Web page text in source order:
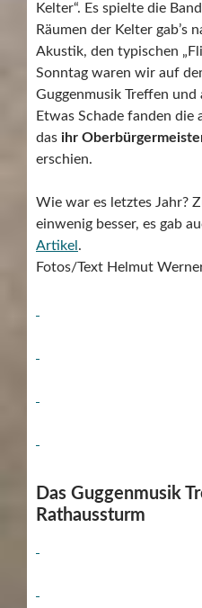
Kelter“. Es spielte die
Räumen der Kelter gab’s
Akustik, den typischen
Sonntag waren wir auf
Guggenmusik Treffen
Etwas Schade fanden
das ihr
erschien.
Wie war es letztes Jahr?
einwenig besser, es gab
Artikel .
Fotos/Text Helmut
Das Guggenmusik
Rathaussturm